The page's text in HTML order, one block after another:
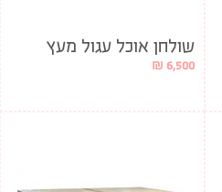
שולחן אוכל עגול מעץ
₪ 6,500